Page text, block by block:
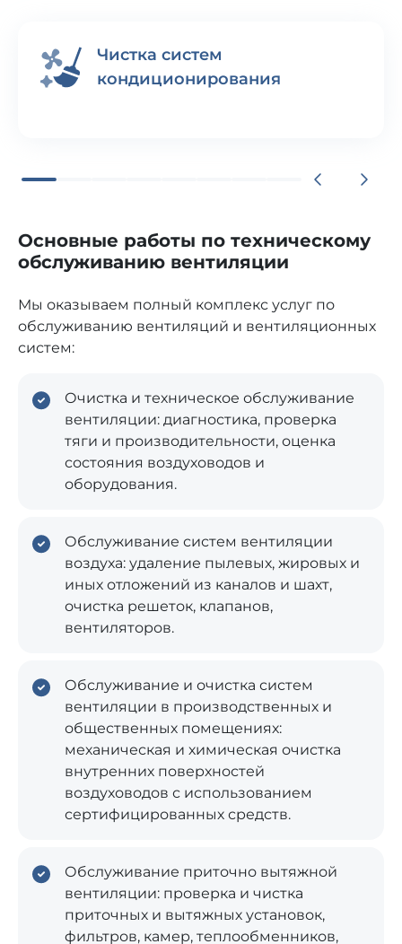
Чистка систем
кондиционирования
Основные работы по техническому
обслуживанию вентиляции
Мы оказываем полный комплекс услуг по
обслуживанию вентиляций и вентиляционных
систем:
Очистка и техническое обслуживание
вентиляции: диагностика, проверка
тяги и производительности, оценка
состояния воздуховодов и
оборудования.
Обслуживание систем вентиляции
воздуха: удаление пылевых, жировых и
иных отложений из каналов и шахт,
очистка решеток, клапанов,
вентиляторов.
Обслуживание и очистка систем
вентиляции в производственных и
общественных помещениях:
механическая и химическая очистка
внутренних поверхностей
воздуховодов с использованием
сертифицированных средств.
Обслуживание приточно вытяжной
вентиляции: проверка и чистка
приточных и вытяжных установок,
фильтров, камер, теплообменников,